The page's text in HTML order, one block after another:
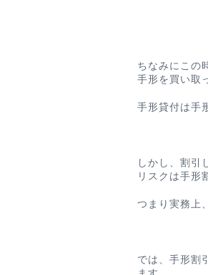
ちなみにこの
手形を買い取
手形貸付は手
しかし、割引
リスクは手形
つまり実務上、
では、手形割